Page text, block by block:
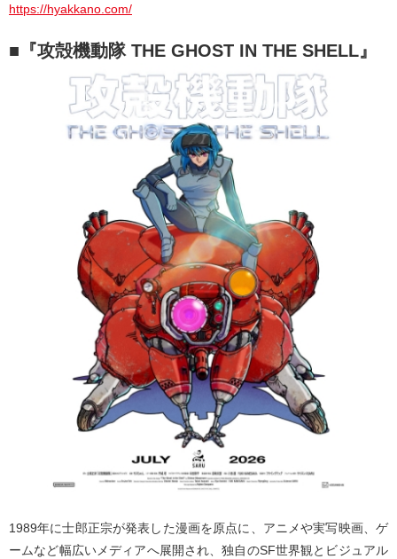
https://hyakkano.com/
■『攻殻機動隊 THE GHOST IN THE SHELL』
1989年に士郎正宗が発表した漫画を原点に、アニメや実写映画、ゲ
ームなど幅広いメディアへ展開され、独自のSF世界観とビジュアル